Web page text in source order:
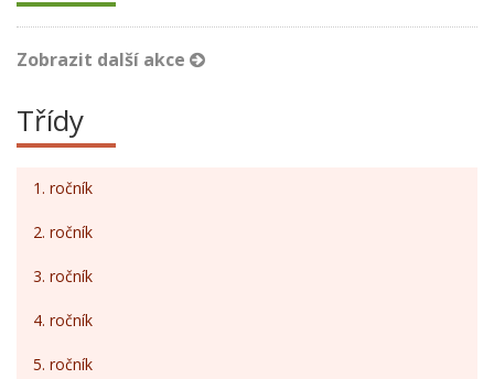
Zobrazit další akce
Třídy
1. ročník
2. ročník
3. ročník
4. ročník
5. ročník